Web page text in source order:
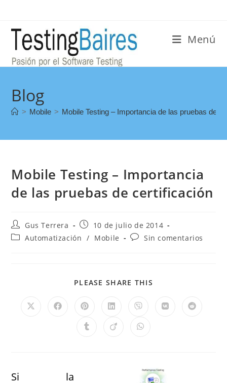
Menú
Blog
> Mobile > Mobile Testing – Importancia de las pruebas de
Mobile Testing – Importancia
de las pruebas de certificación
Gus Terrera
10 de julio de 2014
Automatización / Mobile Sin comentarios
PLEASE SHARE THIS
Si la